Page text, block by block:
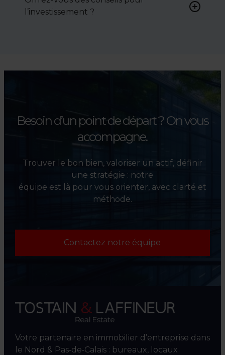
négocier le prix, le bail ou les
conditions de vente.
l’investissement ?
l’évaluation et la valorisation
Besoin d’un point de départ ?On vous
accompagne.
Trouver le bon bien, valoriser un actif, définir
une stratégie : notre
équipe est là pour vous orienter, avec clarté et
méthode.
Contactez notre équipe
Votre partenaire en immobilier d’entreprise dans
le Nord & Pas‑de‑Calais : bureaux, locaux